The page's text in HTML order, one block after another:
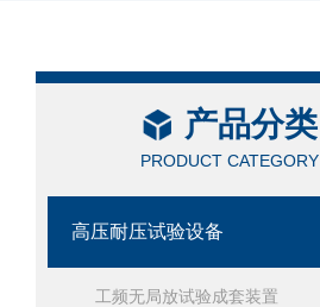
产品分类
PRODUCT CATEGORY
高压耐压试验设备
工频无局放试验成套装置